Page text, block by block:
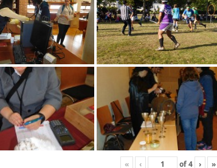
« ‹ of4 › »